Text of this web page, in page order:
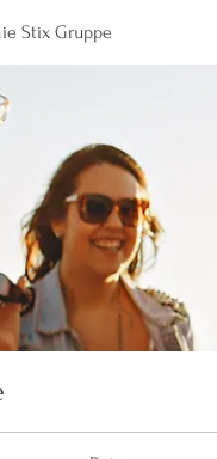
Stix Gruppe